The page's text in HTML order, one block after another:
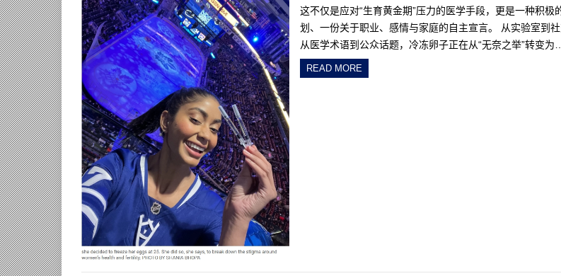
这不仅是应对“生育黄金期”压力的医学手段，更是一种积极
划、一份关于职业、感情与家庭的自主宣言。 从实验室到社
从医学术语到公众话题，冷冻卵子正在从“无奈之举”转变为…
READ MORE